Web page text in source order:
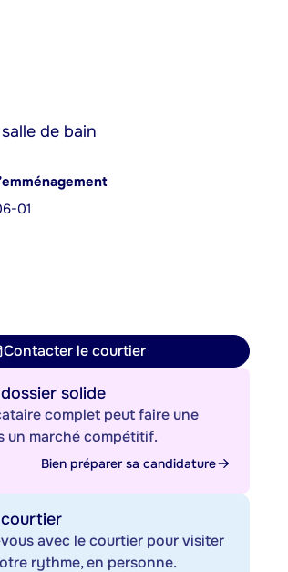
salle de bain
01
Contacter le courtier
solide
complet peut faire une
un marché compétitif.
Bien préparer sa candidature
avec le courtier pour visiter
rythme, en personne.